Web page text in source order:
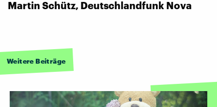
Martin Schütz, Deutschlandfunk Nova
Weitere Beiträge